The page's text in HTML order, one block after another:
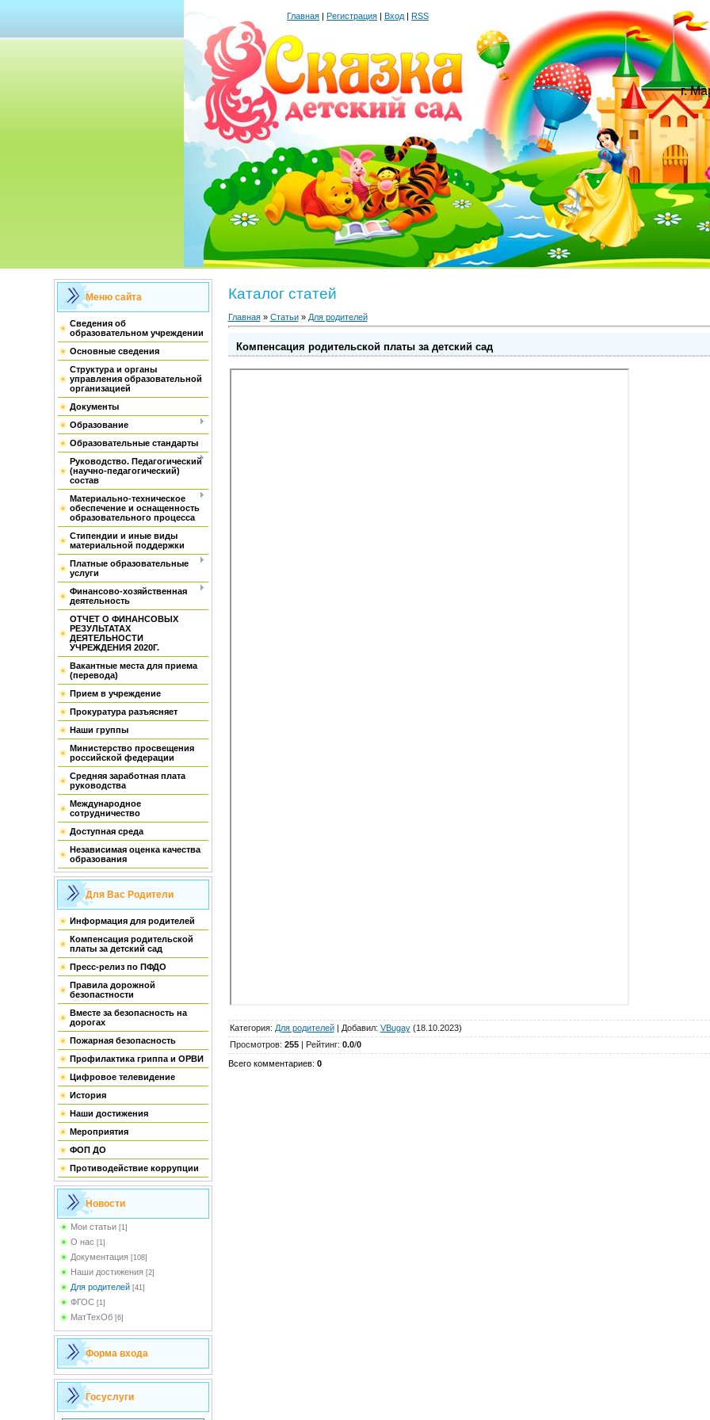
Главная | Регистрация | Вход | RSS
г.
Меню сайта
Сведения об
образовательном учреждении
Основные сведения
Структура и органы
управления образовательной
организацией
Документы
Образование
Образовательные стандарты
Руководство. Педагогический
(научно-педагогический)
состав
Материально-техническое
обеспечение и оснащенность
образовательного процесса
Стипендии и иные виды
материальной поддержки
Платные образовательные
услуги
Финансово-хозяйственная
деятельность
ОТЧЕТ О ФИНАНСОВЫХ
РЕЗУЛЬТАТАХ
ДЕЯТЕЛЬНОСТИ
УЧРЕЖДЕНИЯ 2020Г.
Вакантные места для приема
(перевода)
Прием в учреждение
Прокуратура разъясняет
Наши группы
Министерство просвещения
российской федерации
Средняя заработная плата
руководства
Международное
сотрудничество
Доступная среда
Независимая оценка качества
образования
Для Вас Родители
Информация для родителей
Компенсация родительской
платы за детский сад
Пресс-релиз по ПФДО
Правила дорожной
безопастности
Вместе за безопасность на
дорогах
Пожарная безопасность
Профилактика гриппа и ОРВИ
Цифровое телевидение
История
Наши достижения
Мероприятия
ФОП ДО
Противодействие коррупции
Новости
Мои статьи [1]
О нас [1]
Документация [108]
Наши достижения [2]
Для родителей [41]
ФГОС [1]
МатТехОб [6]
Форма входа
Госуслуги
Каталог статей
Главная» Статьи» Для родителей
Компенсация родительской платы за детский сад
Категория: Для родителей| Добавил: VBugay(18.10.2023)
Просмотров: 255| Рейтинг: 0.0/0
Всего комментариев: 0